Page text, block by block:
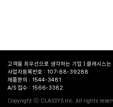
고객을 최우선으로 생각하는 기업 | 클래시스
사업자등록번호 : 107-88-39288
제품문의 : 1544-3481
A/S 접수 : 1566-3382
Copyright ⓒ CLASSYS Inc. All rights